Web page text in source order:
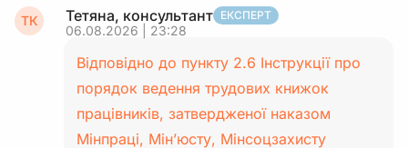
ТК Тетяна, консультант ЕКСПЕРТ
06.08.2026 | 23:28
Відповідно до пункту 2.6 Інструкції про
порядок ведення трудових книжок
працівників, затвердженої наказом
Мінпраці, Мін’юсту, Мінсоцзахисту